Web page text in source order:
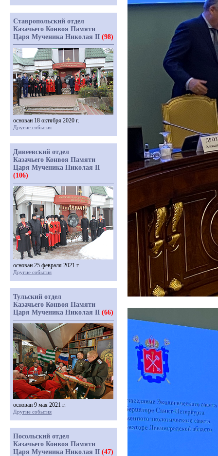
Ставропольский отдел
Казачьего Конвоя Памяти
Царя Мученика Николая II (98)
основан 18 октября 2020 г.
Другие события
Дивеевский отдел
Казачьего Конвоя Памяти
Царя Мученика Николая II
(106)
основан 25 февраля 2021 г.
Другие события
Тульский отдел
Казачьего Конвоя Памяти
Царя Мученика Николая II (66)
основан 9 мая 2021 г.
Другие события
Посольский отдел
Казачьего Конвоя Памяти
Царя Мученика Николая II (47)